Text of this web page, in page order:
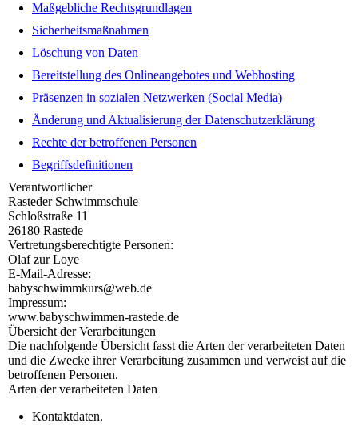
Maßgebliche Rechtsgrundlagen
Sicherheitsmaßnahmen
Löschung von Daten
Bereitstellung des Onlineangebotes und Webhosting
Präsenzen in sozialen Netzwerken (Social Media)
Änderung und Aktualisierung der Datenschutzerklärung
Rechte der betroffenen Personen
Begriffsdefinitionen
Verantwortlicher
Rasteder Schwimmschule
Schloßstraße 11
26180 Rastede
Vertretungsberechtigte Personen:
Olaf zur Loye
E-Mail-Adresse:
babyschwimmkurs@web.de
Impressum:
www.babyschwimmen-rastede.de
Übersicht der Verarbeitungen
Die nachfolgende Übersicht fasst die Arten der verarbeiteten Daten
und die Zwecke ihrer Verarbeitung zusammen und verweist auf die
betroffenen Personen.
Arten der verarbeiteten Daten
Kontaktdaten.